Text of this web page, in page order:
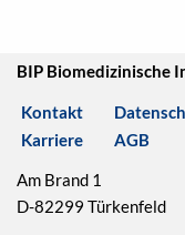
BIP Biomedizinische
Kontakt
Karriere
AGB
Am Brand 1
D-82299 Türkenfeld